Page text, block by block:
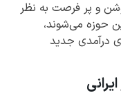
و پر فرصت به نظر
حوزه می‌شوند،
درآمدی جدید